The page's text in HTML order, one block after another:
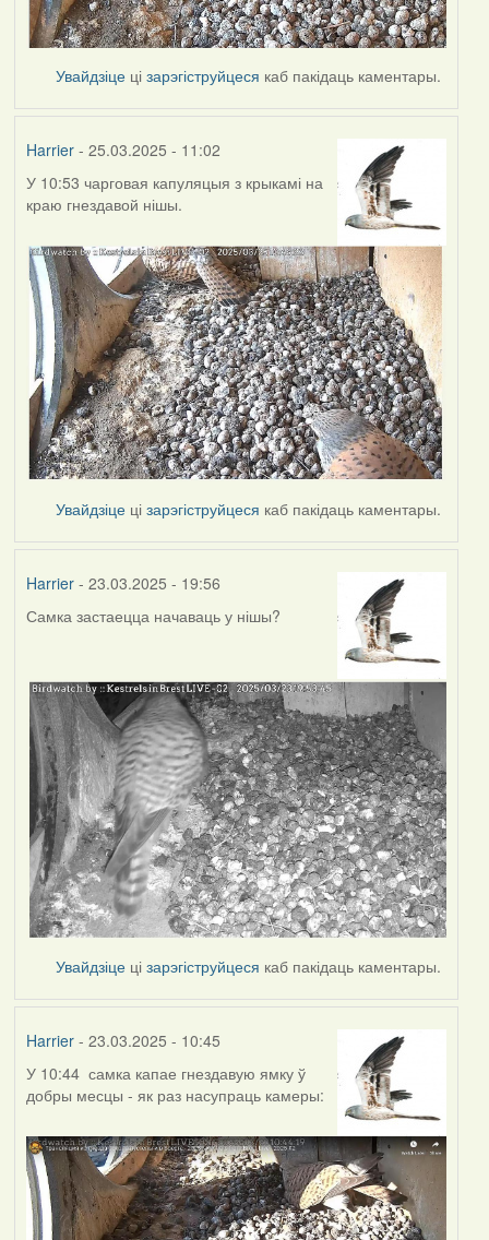
Увайдзіце цізарэгіструйцеся каб пакідаць каментары.
Harrier- 25.03.2025 - 11:02
У 10:53 чарговая капуляцыя з крыкамі на
краю гнездавой нішы.
Увайдзіце цізарэгіструйцеся каб пакідаць каментары.
Harrier- 23.03.2025 - 19:56
Самка застаецца начаваць у нішы?
Увайдзіце цізарэгіструйцеся каб пакідаць каментары.
Harrier- 23.03.2025 - 10:45
У 10:44 самка капае гнездавую ямку ў
добры месцы - як раз насупраць камеры: